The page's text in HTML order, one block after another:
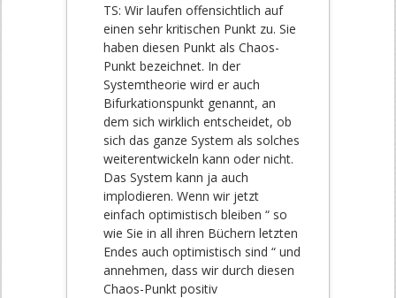
TS: Wir laufen offensichtlich auf
einen sehr kritischen Punkt zu. Sie
haben diesen Punkt als Chaos-
Punkt bezeichnet. In der
Systemtheorie wird er auch
Bifurkationspunkt genannt, an
dem sich wirklich entscheidet, ob
sich das ganze System als solches
weiterentwickeln kann oder nicht.
Das System kann ja auch
implodieren. Wenn wir jetzt
einfach optimistisch bleiben “ so
wie Sie in all ihren Büchern letzten
Endes auch optimistisch sind “ und
annehmen, dass wir durch diesen
Chaos-Punkt positiv